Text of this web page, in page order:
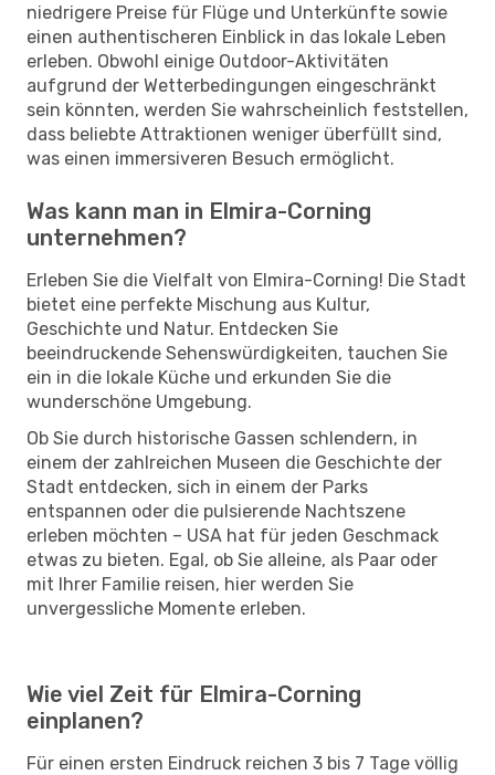
niedrigere Preise für Flüge und Unterkünfte sowie
einen authentischeren Einblick in das lokale Leben
erleben. Obwohl einige Outdoor-Aktivitäten
aufgrund der Wetterbedingungen eingeschränkt
sein könnten, werden Sie wahrscheinlich feststellen,
dass beliebte Attraktionen weniger überfüllt sind,
was einen immersiveren Besuch ermöglicht.
Was kann man in Elmira-Corning
unternehmen?
Erleben Sie die Vielfalt von Elmira-Corning! Die Stadt
bietet eine perfekte Mischung aus Kultur,
Geschichte und Natur. Entdecken Sie
beeindruckende Sehenswürdigkeiten, tauchen Sie
ein in die lokale Küche und erkunden Sie die
wunderschöne Umgebung.
Ob Sie durch historische Gassen schlendern, in
einem der zahlreichen Museen die Geschichte der
Stadt entdecken, sich in einem der Parks
entspannen oder die pulsierende Nachtszene
erleben möchten – USA hat für jeden Geschmack
etwas zu bieten. Egal, ob Sie alleine, als Paar oder
mit Ihrer Familie reisen, hier werden Sie
unvergessliche Momente erleben.
Wie viel Zeit für Elmira-Corning
einplanen?
Für einen ersten Eindruck reichen 3 bis 7 Tage völlig